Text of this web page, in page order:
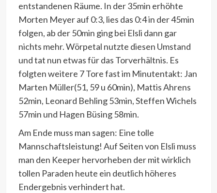
entstandenen Räume. In der 35min erhöhte
Morten Meyer auf 0:3, lies das 0:4 in der 45min
folgen, ab der 50min ging bei Elsli dann gar
nichts mehr. Wörpetal nutzte diesen Umstand
und tat nun etwas für das Torverhältnis. Es
folgten weitere 7 Tore fast im Minutentakt: Jan
Marten Müller(51, 59 u 60min), Mattis Ahrens
52min, Leonard Behling 53min, Steffen Wichels
57min und Hagen Büsing 58min.
Am Ende muss man sagen: Eine tolle
Mannschaftsleistung! Auf Seiten von Elsli muss
man den Keeper hervorheben der mit wirklich
tollen Paraden heute ein deutlich höheres
Endergebnis verhindert hat.